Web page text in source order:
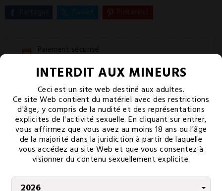
INTERDIT AUX MINEURS
Ceci est un site web destiné aux adultes.
Ce site Web contient du matériel avec des restrictions
d'âge, y compris de la nudité et des représentations
explicites de l'activité sexuelle. En cliquant sur entrer,
vous affirmez que vous avez au moins 18 ans ou l'âge
de la majorité dans la juridiction à partir de laquelle
vous accédez au site Web et que vous consentez à
visionner du contenu sexuellement explicite.
Paiement sécurisé
Livraison offerte
Dès 80€ d'achat
Service client
Lundi-vendredi 9h-18h
PAIEMENT SÉCURISÉ